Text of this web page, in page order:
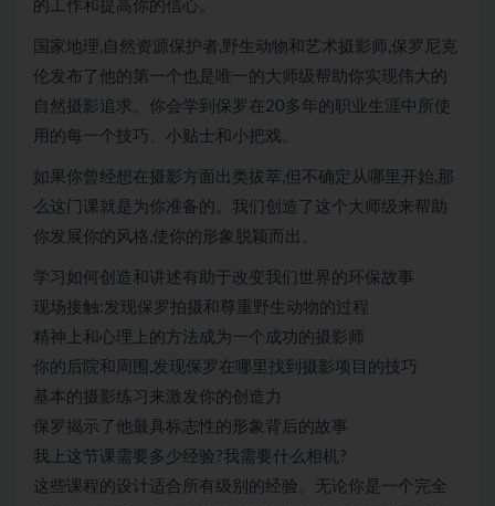
的工作和提高你的信心。
国家地理,自然资源保护者,野生动物和艺术摄影师,保罗尼克
伦发布了他的第一个也是唯一的大师级帮助你实现伟大的
自然摄影追求。你会学到保罗在20多年的职业生涯中所使
用的每一个技巧、小贴士和小把戏。
如果你曾经想在摄影方面出类拔萃,但不确定从哪里开始,那
么这门课就是为你准备的。我们创造了这个大师级来帮助
你发展你的风格,使你的形象脱颖而出。
学习如何创造和讲述有助于改变我们世界的环保故事
现场接触:发现保罗拍摄和尊重野生动物的过程
精神上和心理上的方法成为一个成功的摄影师
你的后院和周围,发现保罗在哪里找到摄影项目的技巧
基本的摄影练习来激发你的创造力
保罗揭示了他最具标志性的形象背后的故事
我上这节课需要多少经验?我需要什么相机?
这些课程的设计适合所有级别的经验。无论你是一个完全